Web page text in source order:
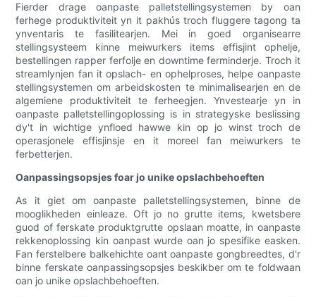
Fierder drage oanpaste palletstellingsystemen by oan
ferhege produktiviteit yn it pakhús troch fluggere tagong ta
ynventaris te fasilitearjen. Mei in goed organisearre
stellingsysteem kinne meiwurkers items effisjint ophelje,
bestellingen rapper ferfolje en downtime ferminderje. Troch it
streamlynjen fan it opslach- en ophelproses, helpe oanpaste
stellingsystemen om arbeidskosten te minimalisearjen en de
algemiene produktiviteit te ferheegjen. Ynvestearje yn in
oanpaste palletstellingoplossing is in strategyske beslissing
dy't in wichtige ynfloed hawwe kin op jo winst troch de
operasjonele effisjinsje en it moreel fan meiwurkers te
ferbetterjen.
Oanpassingsopsjes foar jo unike opslachbehoeften
As it giet om oanpaste palletstellingsystemen, binne de
mooglikheden einleaze. Oft jo no grutte items, kwetsbere
guod of ferskate produktgrutte opslaan moatte, in oanpaste
rekkenoplossing kin oanpast wurde oan jo spesifike easken.
Fan ferstelbere balkehichte oant oanpaste gongbreedtes, d'r
binne ferskate oanpassingsopsjes beskikber om te foldwaan
oan jo unike opslachbehoeften.